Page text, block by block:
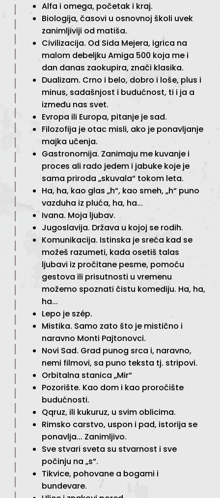
Alfa i omega, početak i kraj.
Biologija, časovi u osnovnoj školi uvek
zanimljiviji od matiša.
Civilizacija. Od Sida Mejera, igrica na
malom debeljku Amiga 500 koja me i
dan danas zaokupira, znači klasika.
Dualizam. Crno i belo, dobro i loše, plus i
minus, sadašnjost i budućnost, ti i ja a
između nas svet.
Evropa ili Europa, pitanje je sad.
Filozofija je otac misli, ako je ponavljanje
majka učenja.
Gastronomija. Zanimaju me kuvanje i
proces ali rado jedem i jabuke koje je
sama priroda „skuvala“ tokom leta.
Ha, ha, kao glas „h“, kao smeh, „h“ puno
vazduha iz pluća, ha, ha...
Ivana. Moja ljubav.
Jugoslavija. Država u kojoj se rodih.
Komunikacija. Istinska je sreća kad se
možeš razumeti, kada osetiš talas
ljubavi iz pročitane pesme, pomoću
gestova ili prisutnosti u vremenu
možemo spoznati čistu komediju. Ha, ha,
ha...
Lepo je szép.
Mistika. Samo zato što je mistično i
naravno Monti Pajtonovci.
Novi Sad. Grad punog srca i, naravno,
nemi filmovi, sa puno teksta tj. stripovi.
Orbitalna stanica „Mir“
Pozorište. Kao dom i kao proročište
budućnosti.
Qqruz, ili kukuruz, u svim oblicima.
Rimsko carstvo, uspon i pad, istorija se
ponavlja... Zanimljivo.
Sve stvari sveta su stvarnost i sve
počinju na „s“.
Tikvice, pohovane a bogami i
bundevare.